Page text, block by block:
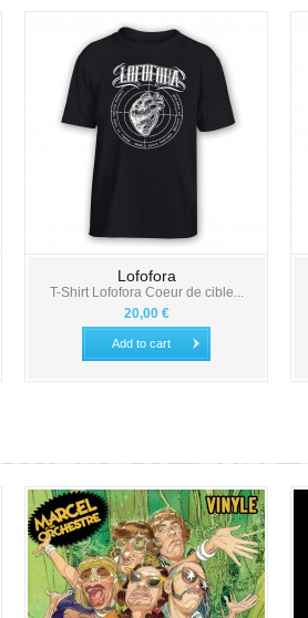
Lofofora
T-Shirt Lofofora Coeur de cible...
20,00 €
Add to cart